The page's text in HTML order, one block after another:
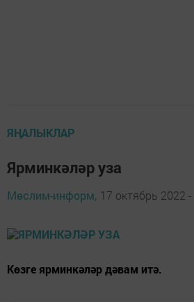
ЯҢАЛЫКЛАР
Ярминкәләр уза
Мөслим-информ, 17 октябрь 2022
Көзге ярминкәләр дәвам итә.